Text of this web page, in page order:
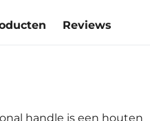
Reviews
handle is een houten